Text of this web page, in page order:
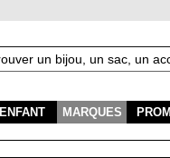
ENFANT MARQUES